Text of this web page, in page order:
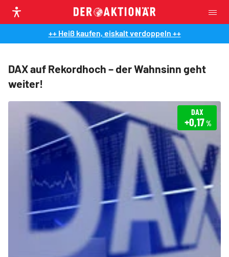
++ Heiß kaufen, eiskalt verdoppeln ++
DAX auf Rekordhoch – der Wahnsinn geht
weiter!
DAX
+0,17%